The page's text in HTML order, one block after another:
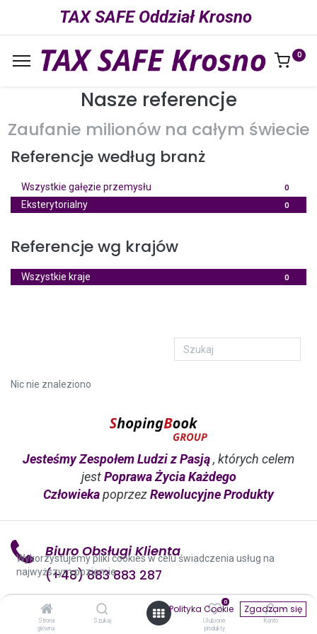
Strona
główna
Szukaj
0
Ulubione
produkty
Konto
TAX SAFE Oddział Krosno
0
Nasze referencje
Zaufanie milionów na całym świecie
Referencje według branż
0
Wszystkie gałęzie przemysłu
0
Eksterytorialny
Referencje wg krajów
0
Wszystkie kraje
Nic nie znaleziono
Jesteśmy Zespołem Ludzi z Pasją, których celem
jest Poprawa Życia Każdego
CzłowiekapoprzezRewolucyjne Produkty
Biuro Obsługi Klienta
(+48) 883 883 287
Ul. Tysiąclecia 14 / A17
38-400 Krosno
Wykorzystujemy pliki cookies w celu świadczenia usług na
najwyższym poziomie.
Polityka Cookie Zgadzam się